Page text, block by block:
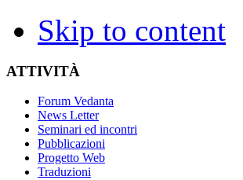
Skip to content
ATTIVITÀ
Forum Vedanta
News Letter
Seminari ed incontri
Pubblicazioni
Progetto Web
Traduzioni